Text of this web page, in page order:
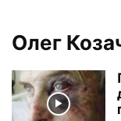
Олег